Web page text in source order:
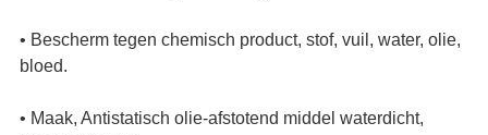
• Bescherm tegen chemisch product, stof, vuil, water, olie,
bloed.
• Maak, Antistatisch olie-afstotend middel waterdicht,